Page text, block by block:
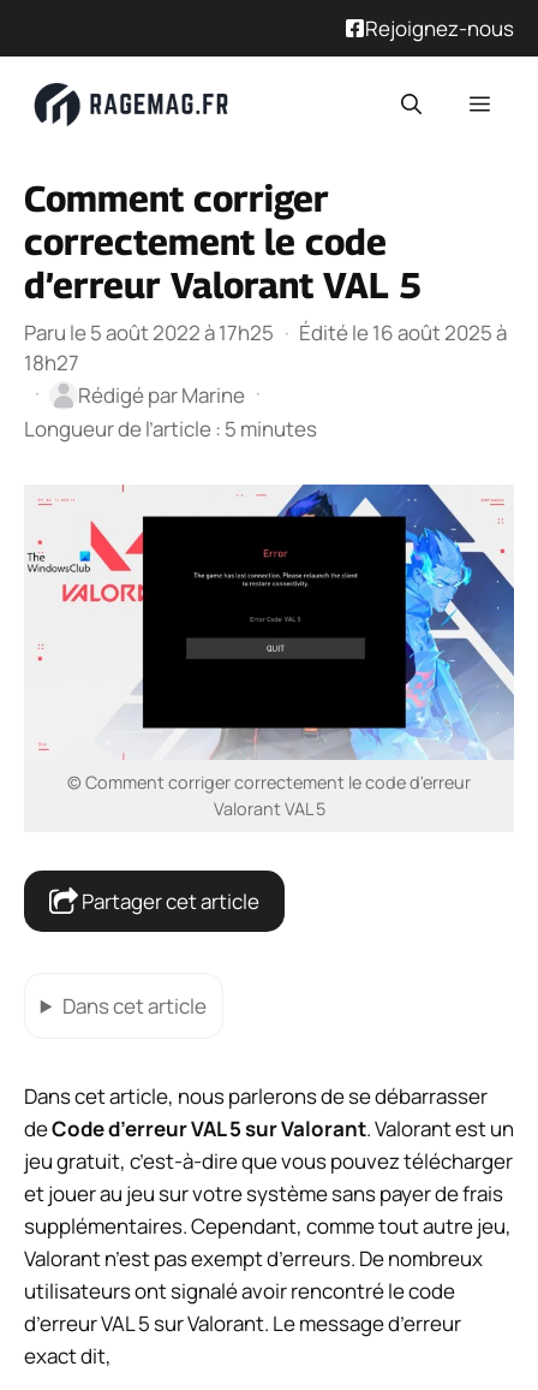
Rejoignez-nous
Comment corriger
correctement le code
d’erreur Valorant VAL 5
Paru le 5 août 2022 à 17h25 · Édité le 16 août 2025 à
18h27
·
Rédigé parMarine ·
Longueur de l’article : 5 minutes
© Comment corriger correctement le code d'erreur
Valorant VAL 5
Partager cet article
Dans cet article
Dans cet article, nous parlerons de se débarrasser
deCode d’erreur VAL 5 sur Valorant. Valorant est un
jeu gratuit, c’est-à-dire que vous pouvez télécharger
et jouer au jeu sur votre système sans payer de frais
supplémentaires. Cependant, comme tout autre jeu,
Valorant n’est pas exempt d’erreurs. De nombreux
utilisateurs ont signalé avoir rencontré le code
d’erreur VAL 5 sur Valorant. Le message d’erreur
exact dit,